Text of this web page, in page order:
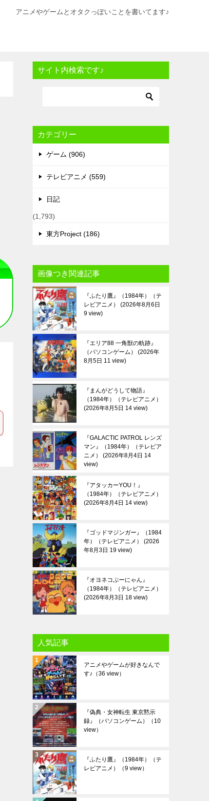
アニメやゲームとオタクっぽいことを書いてます♪
サイト内検索です♪
カテゴリー
ゲーム (906)
テレビアニメ (559)
日記
(1,793)
東方Project (186)
画像つき関連記事
『ふたり鷹』（1984年）（テ
レビアニメ）
2026年8月6日
9 view
『エリア88 一角獣の軌跡』
（パソコンゲーム）
2026年
8月5日 11 view
『まんがどうして物語』
（1984年）（テレビアニメ）
2026年8月5日 14 view
『GALACTIC PATROL レンズ
マン』（1984年）（テレビア
ニメ）
2026年8月4日 14
view
『アタッカーYOU！』
（1984年）（テレビアニメ）
2026年8月4日 14 view
『ゴッドマジンガー』（1984
年）（テレビアニメ）
2026
年8月3日 19 view
『オヨネコぶーにゃん』
（1984年）（テレビアニメ）
2026年8月3日 18 view
人気記事
アニメやゲームが好きなんで
す♪ （36 view）
『偽典・女神転生 東京黙示
録』（パソコンゲーム）
（10
view）
『ふたり鷹』（1984年）（テ
レビアニメ）
（9 view）